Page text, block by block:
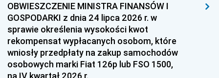
OBWIESZCZENIE MINISTRA FINANSÓW I
GOSPODARKI z dnia 24 lipca 2026 r. w
sprawie określenia wysokości kwot
rekompensat wypłacanych osobom, które
wniosły przedpłaty na zakup samochodów
osobowych marki Fiat 126p lub FSO 1500,